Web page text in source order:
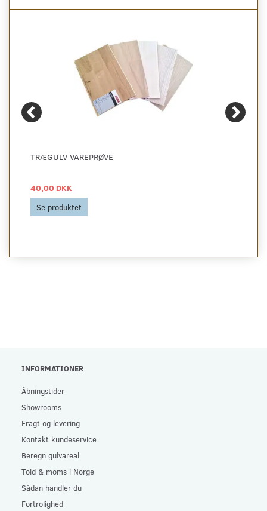
TRÆGULV VAREPRØVE
40,00 DKK
Se produktet
INFORMATIONER
Åbningstider
Showrooms
Fragt og levering
Kontakt kundeservice
Beregn gulvareal
Told & moms i Norge
Sådan handler du
Fortrolighed